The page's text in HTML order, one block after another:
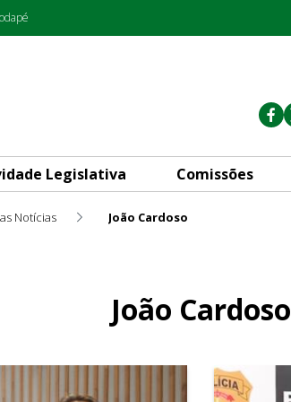
Legislativa Comissões
Notícias João Cardoso
João Cardoso